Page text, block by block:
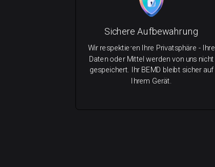
Sichere Aufbewahrung
Wir respektieren Ihre Privatsphäre - Ihre
Daten oder Mittel werden von uns nicht
gespeichert. Ihr BEMD bleibt sicher auf
Ihrem Gerät.